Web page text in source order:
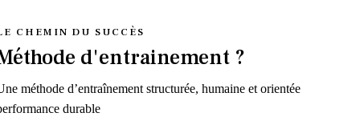
CHEMIN DU SUCCÈS
d'entrainement ?
méthode d’entraînement structurée, humaine et orientée
durable